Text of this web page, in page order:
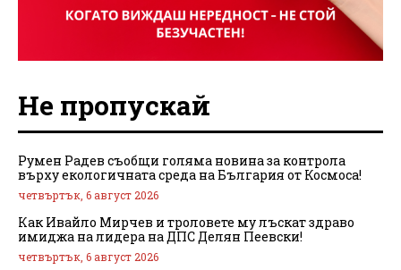
Не пропускай
Румен Радев съобщи голяма новина за контрола
върху екологичната среда на България от Космоса!
четвъртък, 6 август 2026
Как Ивайло Мирчев и троловете му лъскат здраво
имиджа на лидера на ДПС Делян Пеевски!
четвъртък, 6 август 2026